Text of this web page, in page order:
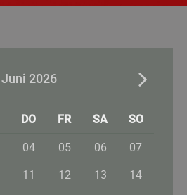
Juni 2026
DO FR SA SO
04 05 06 07
11 12 13 14